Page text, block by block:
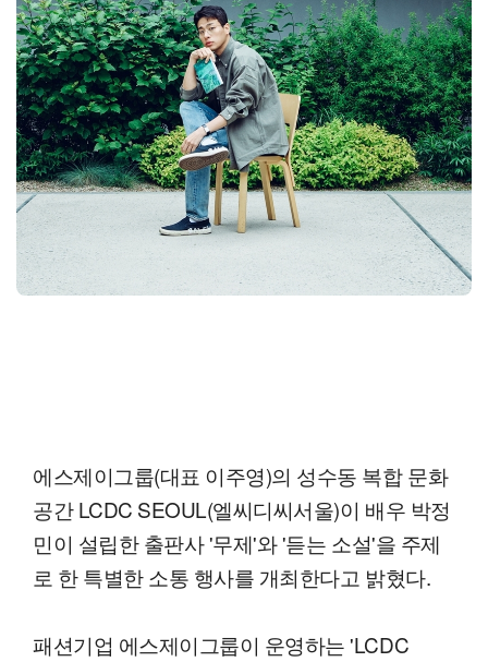
에스제이그룹(대표 이주영)의 성수동 복합 문화
공간 LCDC SEOUL(엘씨디씨서울)이 배우 박정
민이 설립한 출판사 '무제'와 '듣는 소설'을 주제
로 한 특별한 소통 행사를 개최한다고 밝혔다.
패션기업 에스제이그룹이 운영하는 'LCDC